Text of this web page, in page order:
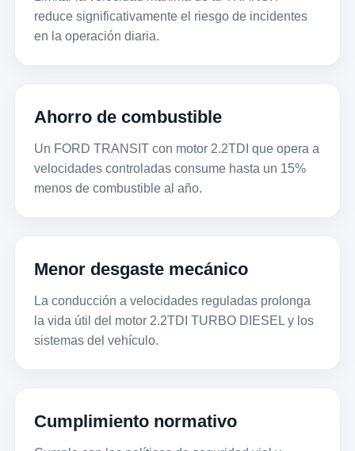
reduce significativamente el riesgo de incidentes
en la operación diaria.
Ahorro de combustible
Un FORD TRANSIT con motor 2.2TDI que opera a
velocidades controladas consume hasta un 15%
menos de combustible al año.
Menor desgaste mecánico
La conducción a velocidades reguladas prolonga
la vida útil del motor 2.2TDI TURBO DIESEL y los
sistemas del vehículo.
Cumplimiento normativo